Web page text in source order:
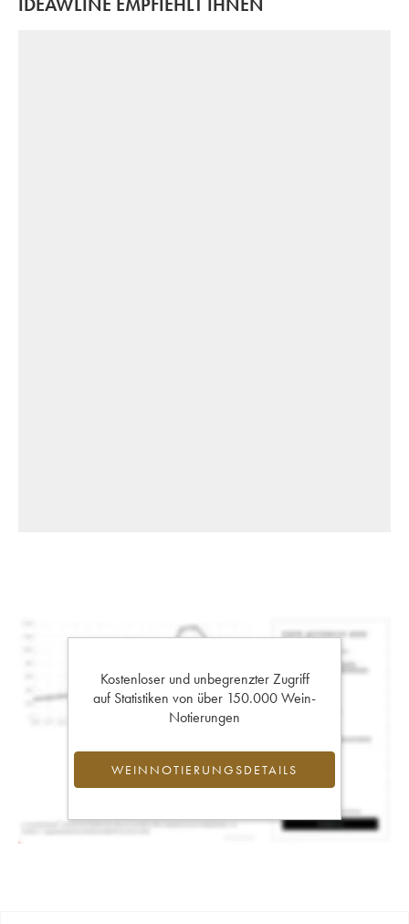
Kostenloser und unbegrenzter Zugriff
auf Statistiken von über 150.000 Wein-
Notierungen
WEINNOTIERUNGSDETAILS